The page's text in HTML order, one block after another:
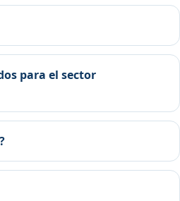
para el sector